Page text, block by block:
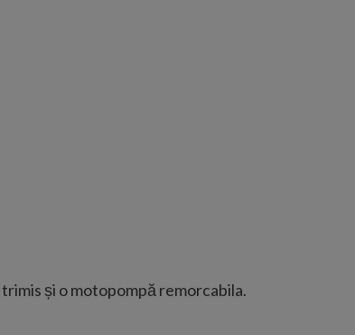
și o motopompă remorcabila.